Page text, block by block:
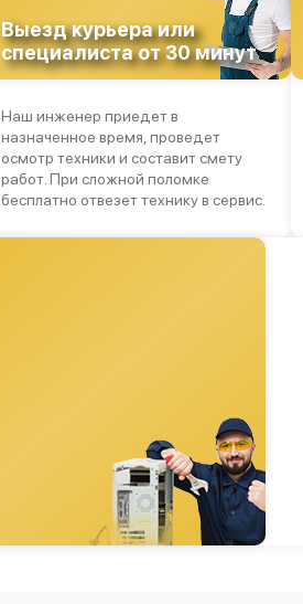
Выезд курьера или
специалиста от 30 минут
Наш инженер приедет в
назначенное время, проведет
осмотр техники и составит смету
работ. При сложной поломке
бесплатно отвезет технику в сервис.